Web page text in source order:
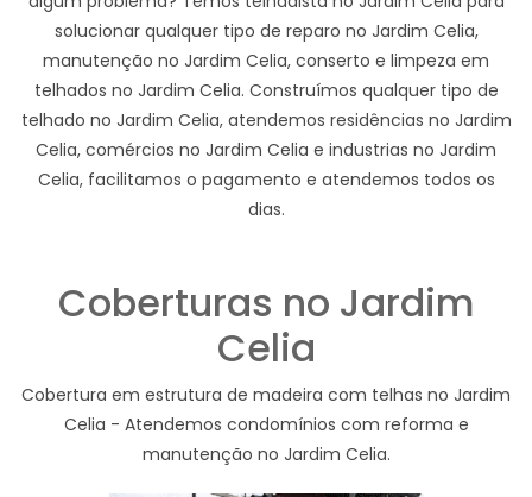
solucionar qualquer tipo de reparo no Jardim Celia,
manutenção no Jardim Celia, conserto e limpeza em
telhados no Jardim Celia. Construímos qualquer tipo de
telhado no Jardim Celia, atendemos residências no Jardim
Celia, comércios no Jardim Celia e industrias no Jardim
Celia, facilitamos o pagamento e atendemos todos os
dias.
Coberturas no Jardim
Celia
Cobertura em estrutura de madeira com telhas no Jardim
Celia - Atendemos condomínios com reforma e
manutenção no Jardim Celia.